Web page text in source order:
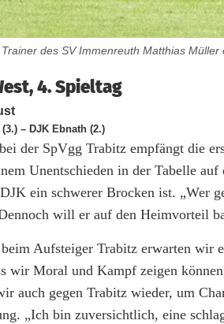
des SV Immenreuth Matthias
4. Spieltag
– DJK Ebnath (2.)
der SpVgg Trabitz empfängt die
Unentschieden in der Tabelle
ein schwerer Brocken ist. „Wer
will er auf den Heimvorteil
Aufsteiger Trabitz erwarten wir
wir Moral und Kampf zeigen
auch gegen Trabitz wieder, um
„Ich bin zuversichtlich, eine